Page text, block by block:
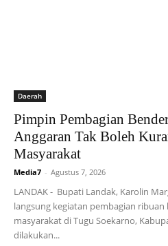
Daerah
Pimpin Pembagian
Anggaran Tak Boleh
Masyarakat
Media7 - Agustus 7, 2026
LANDAK - Bupati Landak, Karolin
langsung kegiatan pembagian
masyarakat di Tugu Soekarno,
dilakukan...